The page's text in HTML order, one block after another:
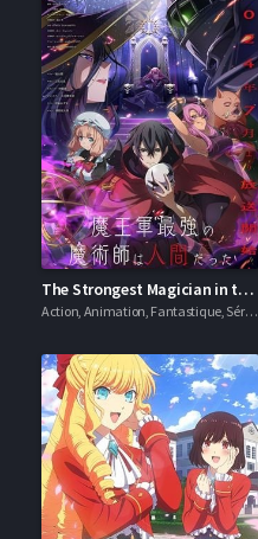
The Strongest Magician in the Demon Lord’s Army was a Human
Action, Animation, Fantastique, Séries VF